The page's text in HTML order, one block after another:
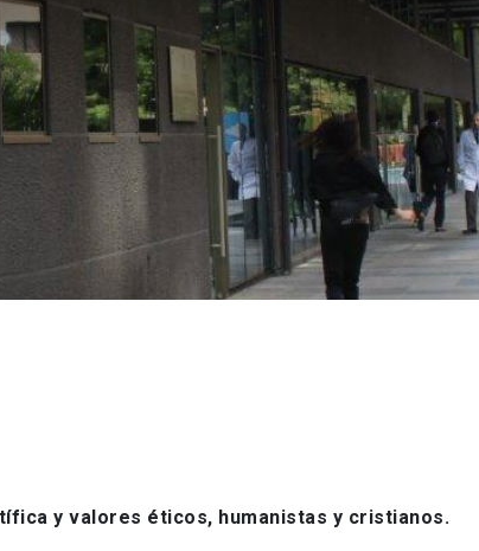
y valores éticos, humanistas y cristianos.